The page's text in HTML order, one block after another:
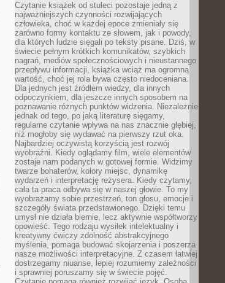
Czytanie książek od stuleci pozostaje jedną z
najważniejszych czynności rozwijających
człowieka, choć w każdej epoce zmieniały się
zarówno formy kontaktu ze słowem, jak i powody,
dla których ludzie sięgali po teksty pisane. Dziś, w
świecie pełnym krótkich komunikatów, szybkich
nagrań, mediów społecznościowych i nieustannego
przepływu informacji, książka wciąż ma ogromną
wartość, choć jej rola bywa często niedoceniana.
Dla jednych jest źródłem wiedzy, dla innych
odpoczynkiem, dla jeszcze innych sposobem na
poznawanie różnych punktów widzenia. Niezależnie
jednak od tego, po jaką literaturę sięgamy,
regularne czytanie wpływa na nas znacznie głębiej,
niż mogłoby się wydawać na pierwszy rzut oka.
Najbardziej oczywistą korzyścią jest rozwój
wyobraźni. Kiedy oglądamy film, wiele elementów
zostaje nam podanych w gotowej formie. Widzimy
twarze bohaterów, kolory miejsc, dynamikę
wydarzeń i interpretację reżysera. Kiedy czytamy,
cała ta praca odbywa się w naszej głowie. To my
wyobrażamy sobie przestrzeń, ton głosu, emocje i
szczegóły świata przedstawionego. Dzięki temu
umysł nie działa biernie, lecz aktywnie współtworzy
opowieść. Tego rodzaju wysiłek intelektualny i
kreatywny ćwiczy zdolność abstrakcyjnego
myślenia, pomaga budować skojarzenia i poszerza
nasze możliwości interpretacyjne. Z czasem łatwiej
dostrzegamy niuanse, lepiej rozumiemy zależności
i sprawniej poruszamy się w świecie pojęć.